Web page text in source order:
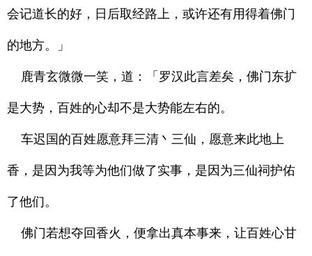
会记道长的好，日后取经路上，或许还有用得着佛门
的地方。」
鹿青玄微微一笑，道：「罗汉此言差矣，佛门东扩
是大势，百姓的心却不是大势能左右的。
车迟国的百姓愿意拜三清丶三仙，愿意来此地上
香，是因为我等为他们做了实事，是因为三仙祠护佑
了他们。
佛门若想夺回香火，便拿出真本事来，让百姓心甘